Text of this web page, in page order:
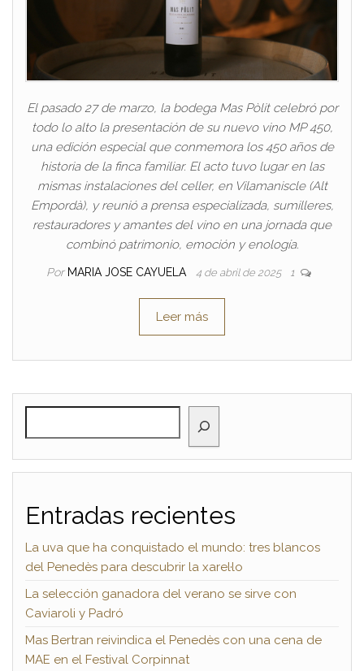
El pasado 27 de marzo, la bodega Mas Pòlit celebró por
todo lo alto la presentación de su nuevo vino MP 450,
una edición especial que conmemora los 450 años de
historia de la finca familiar. El acto tuvo lugar en las
mismas instalaciones del celler, en Vilamaniscle (Alt
Empordà), y reunió a prensa especializada, sumilleres,
restauradores y amantes del vino en una jornada que
combinó patrimonio, emoción y enología.
Por MARIA JOSE CAYUELA 4 de abril de 2025 1
Leer más
Entradas recientes
La uva que ha conquistado el mundo: tres blancos
del Penedès para descubrir la xarel·lo
La selección ganadora del verano se sirve con
Caviaroli y Padró
Mas Bertran reivindica el Penedès con una cena de
MAE en el Festival Corpinnat